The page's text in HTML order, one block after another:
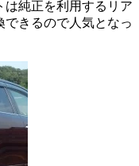
は純正を利用するリア
できるので人気となっ